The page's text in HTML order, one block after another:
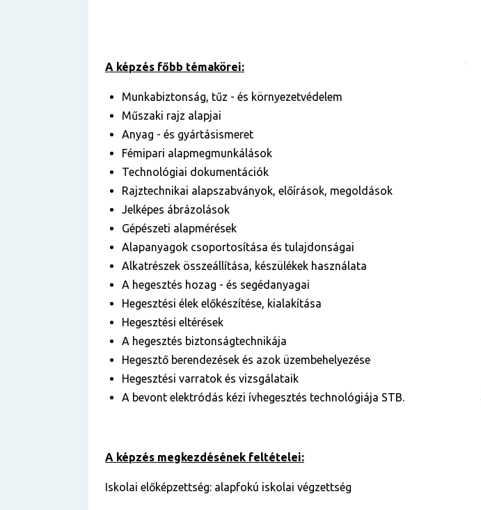
A képzés főbb témakörei:
Munkabiztonság, tűz - és környezetvédelem
Műszaki rajz alapjai
Anyag - és gyártásismeret
Fémipari alapmegmunkálások
Technológiai dokumentációk
Rajztechnikai alapszabványok, előírások, megoldások
Jelképes ábrázolások
Gépészeti alapmérések
Alapanyagok csoportosítása és tulajdonságai
Alkatrészek összeállítása, készülékek használata
A hegesztés hozag - és segédanyagai
Hegesztési élek előkészítése, kialakítása
Hegesztési eltérések
A hegesztés biztonságtechnikája
Hegesztő berendezések és azok üzembehelyezése
Hegesztési varratok és vizsgálataik
A bevont elektródás kézi ívhegesztés technológiája STB.
A képzés megkezdésének feltételei:
Iskolai előképzettség: alapfokú iskolai végzettség